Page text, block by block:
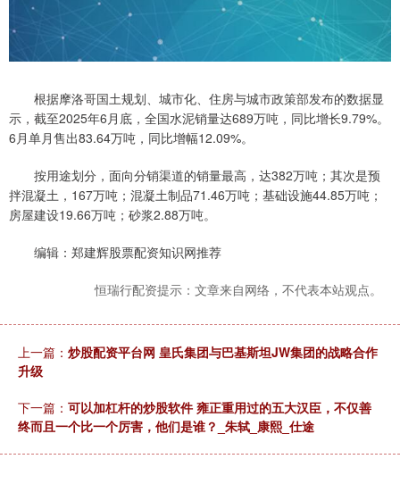
根据摩洛哥国土规划、城市化、住房与城市政策部发布的数据显
示，截至2025年6月底，全国水泥销量达689万吨，同比增长9.79%。
6月单月售出83.64万吨，同比增幅12.09%。
按用途划分，面向分销渠道的销量最高，达382万吨；其次是预
拌混凝土，167万吨；混凝土制品71.46万吨；基础设施44.85万吨；
房屋建设19.66万吨；砂浆2.88万吨。
编辑：郑建辉股票配资知识网推荐
恒瑞行配资提示：文章来自网络，不代表本站观点。
上一篇： 炒股配资平台网 皇氏集团与巴基斯坦JW集团的战略合作
升级
下一篇： 可以加杠杆的炒股软件 雍正重用过的五大汉臣，不仅善
终而且一个比一个厉害，他们是谁？_朱轼_康熙_仕途